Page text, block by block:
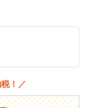
！／